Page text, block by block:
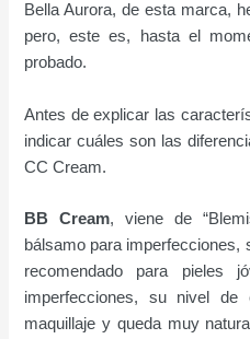
Bella Aurora, de esta marca,
pero, este es, hasta el
probado.
Antes de explicar las
indicar cuáles son las
CC Cream.
BB Cream, viene de
bálsamo para imperfecciones,
recomendado para pieles
imperfecciones, su nivel
maquillaje y queda muy